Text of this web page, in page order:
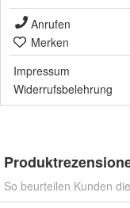
Anrufen
Merken
Impressum
Widerrufsbelehrung
So beurteilen Kunden